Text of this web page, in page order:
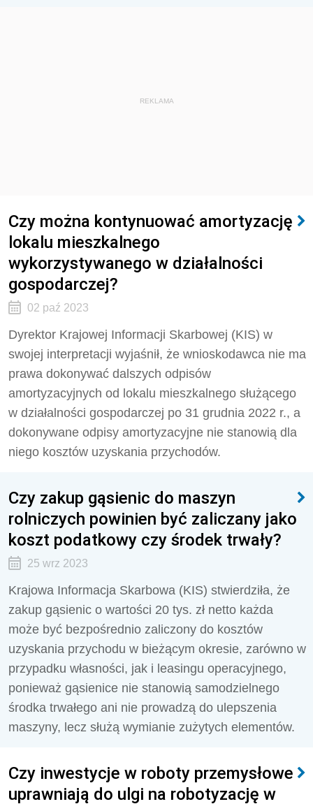
REKLAMA
Czy można kontynuować amortyzację
lokalu mieszkalnego
wykorzystywanego w działalności
gospodarczej?
02 paź 2023
Dyrektor Krajowej Informacji Skarbowej (KIS) w
swojej interpretacji wyjaśnił, że wnioskodawca nie ma
prawa dokonywać dalszych odpisów
amortyzacyjnych od lokalu mieszkalnego służącego
w działalności gospodarczej po 31 grudnia 2022 r., a
dokonywane odpisy amortyzacyjne nie stanowią dla
niego kosztów uzyskania przychodów.
Czy zakup gąsienic do maszyn
rolniczych powinien być zaliczany jako
koszt podatkowy czy środek trwały?
25 wrz 2023
Krajowa Informacja Skarbowa (KIS) stwierdziła, że
zakup gąsienic o wartości 20 tys. zł netto każda
może być bezpośrednio zaliczony do kosztów
uzyskania przychodu w bieżącym okresie, zarówno w
przypadku własności, jak i leasingu operacyjnego,
ponieważ gąsienice nie stanowią samodzielnego
środka trwałego ani nie prowadzą do ulepszenia
maszyny, lecz służą wymianie zużytych elementów.
Czy inwestycje w roboty przemysłowe
uprawniają do ulgi na robotyzację w